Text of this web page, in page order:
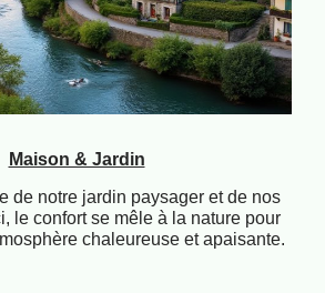
Maison & Jardin
de notre jardin paysager et de nos
le confort se mêle à la nature pour
chaleureuse et apaisante.